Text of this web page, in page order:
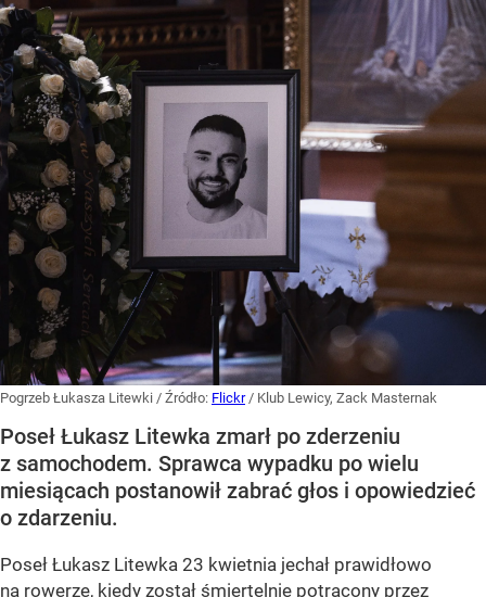
Pogrzeb Łukasza Litewki / Źródło: Flickr / Klub Lewicy, Zack Masternak
Poseł Łukasz Litewka zmarł po zderzeniu
z samochodem. Sprawca wypadku po wielu
miesiącach postanowił zabrać głos i opowiedzieć
o zdarzeniu.
Poseł Łukasz Litewka 23 kwietnia jechał prawidłowo
na rowerze, kiedy został śmiertelnie potrącony przez